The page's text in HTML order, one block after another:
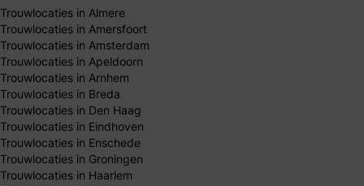
Trouwlocaties in Almere
Trouwlocaties in Amersfoort
Trouwlocaties in Amsterdam
Trouwlocaties in Apeldoorn
Trouwlocaties in Arnhem
Trouwlocaties in Breda
Trouwlocaties in Den Haag
Trouwlocaties in Eindhoven
Trouwlocaties in Enschede
Trouwlocaties in Groningen
Trouwlocaties in Haarlem